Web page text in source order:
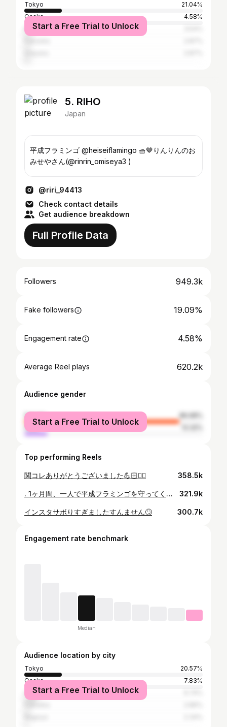
Tokyo
21.04%
Osaka
4.58%
Nagoya
Start a Free Trial to Unlock
5. RIHO
Japan
平成フラミンゴ @heiseiflamingo 🧺🤎りんりんのお
みせやさん(@rinrin_omiseya3 )
@riri_94413
Check contact details
Get audience breakdown
Full Profile Data
Followers 949.3k
Fake followers 19.09%
Engagement rate 4.58%
Average Reel plays 620.2k
Audience gender
female
male
Start a Free Trial to Unlock
Top performing Reels
関コレありがとうございました💪🏻❤️‍🔥 358.5k
. 1ヶ月間、一人で平成フラミンゴを守ってくれてありがとう🤍 また2人で暴れ散らかそう🤜🏻🤛🏻 なんだかはずかしーのでここでは多くは語りません😗笑 321.9k
インスタサボりすぎましたすんません🙄 300.7k
Engagement rate benchmark
Median
Audience location by city
Tokyo
20.57%
Osaka
7.83%
Urayasu
Start a Free Trial to Unlock